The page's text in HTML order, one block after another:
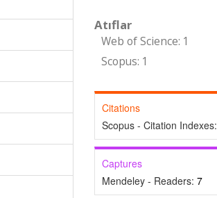
Atıflar
Web of Science: 1
Scopus: 1
Citations
Scopus - Citation Indexes:
Captures
Mendeley - Readers: 7